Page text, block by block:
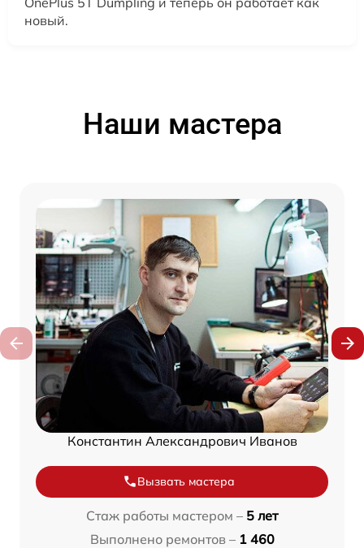
новый.
Наши мастера
Константин Александрович Иванов
Вызвать мастера
Стаж работы мастером – 5 лет
Выполнено ремонтов – 1 460